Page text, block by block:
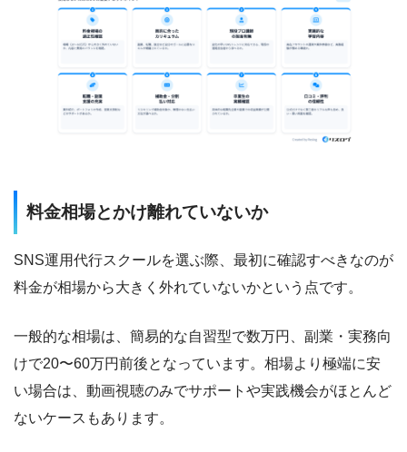
料金相場とかけ離れていないか
SNS運用代行スクールを選ぶ際、最初に確認すべきなのが
料金が相場から大きく外れていないかという点です。
一般的な相場は、簡易的な自習型で数万円、副業・実務向
けで20〜60万円前後となっています。相場より極端に安
い場合は、動画視聴のみでサポートや実践機会がほとんど
ないケースもあります。